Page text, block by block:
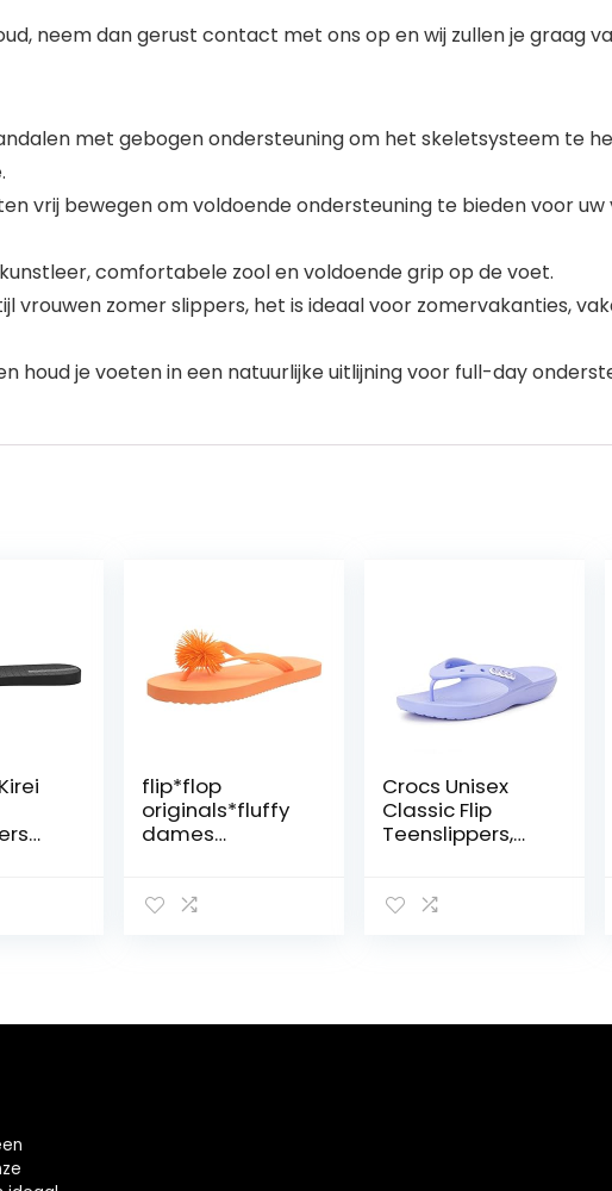
neem dan gerust contact met ons op en wij zullen je graag
met gebogen ondersteuning om het skeletsysteem te
vrij bewegen om voldoende ondersteuning te bieden voor
comfortabele zool en voldoende grip op de voet.
vrouwen zomer slippers, het is ideaal voor zomervakanties,
houd je voeten in een natuurlijke uitlijning voor full-day
flip*flop
originals*fluffy
dames
Crocs Unisex
Classic Flip
Teenslippers,